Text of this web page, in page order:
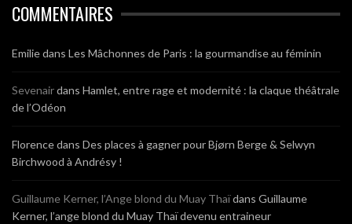
COMMENTAIRES
Emiliedans Les Mâchonnes de Paris : la gourmandise au féminin
Sevenairdans Hamlet, entre rage et modernité : la claque théâtrale
de l’Odéon
Florencedans Des places à gagner pour Bjørn Berge & Selwyn
Birchwood à Andrésy !
Guillaume Kerner, l’Ange blond du Muay Thaïdans Guillaume
Kerner, l’ange blond du Muay Thaï devenu entraineur